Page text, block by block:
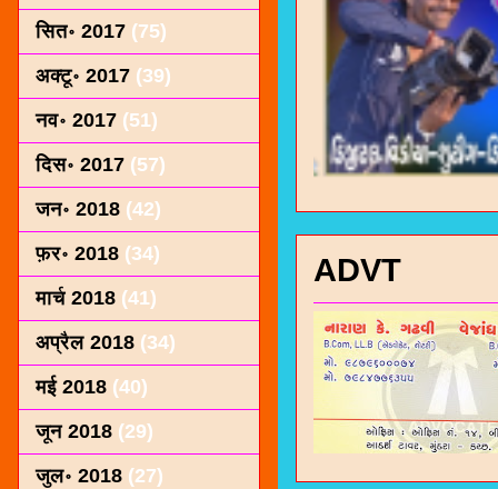
ADVT
सित॰ 2017 (75)
अक्टू॰ 2017 (39)
नव॰ 2017 (51)
दिस॰ 2017 (57)
जन॰ 2018 (42)
फ़र॰ 2018 (34)
मार्च 2018 (41)
अप्रैल 2018 (34)
मई 2018 (40)
जून 2018 (29)
जुल॰ 2018 (27)